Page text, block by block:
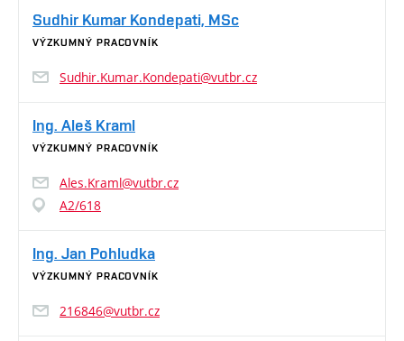
Sudhir Kumar Kondepati, MSc
VÝZKUMNÝ PRACOVNÍK
Sudhir.Kumar.Kondepati@vutbr.cz
Ing. Aleš Kraml
VÝZKUMNÝ PRACOVNÍK
Ales.Kraml@vutbr.cz
A2/618
Ing. Jan Pohludka
VÝZKUMNÝ PRACOVNÍK
216846@vutbr.cz